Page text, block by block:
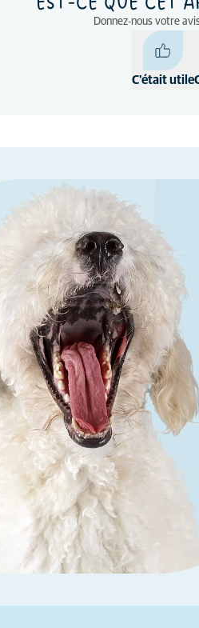
Donnez-nous votre
C'était utile